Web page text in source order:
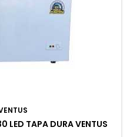
LED TAPA DURA VENTUS